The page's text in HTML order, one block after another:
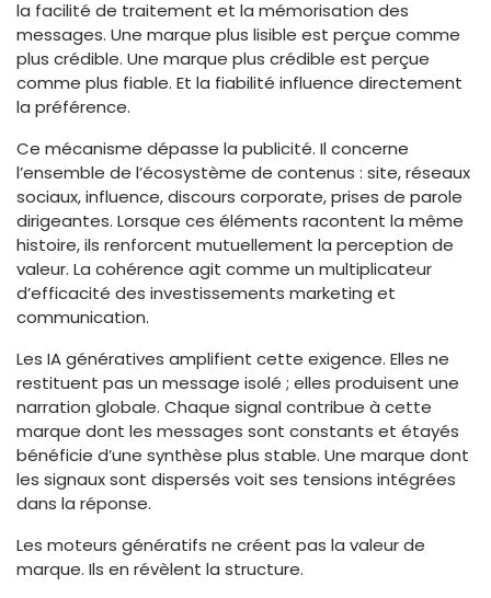
la facilité de traitement et la mémorisation des
messages. Une marque plus lisible est perçue comme
plus crédible. Une marque plus crédible est perçue
comme plus fiable. Et la fiabilité influence directement
la préférence.
Ce mécanisme dépasse la publicité. Il concerne
l’ensemble de l’écosystème de contenus : site, réseaux
sociaux, influence, discours corporate, prises de parole
dirigeantes. Lorsque ces éléments racontent la même
histoire, ils renforcent mutuellement la perception de
valeur. La cohérence agit comme un multiplicateur
d’efficacité des investissements marketing et
communication.
Les IA génératives amplifient cette exigence. Elles ne
restituent pas un message isolé ; elles produisent une
narration globale. Chaque signal contribue à cette
marque dont les messages sont constants et étayés
bénéficie d’une synthèse plus stable. Une marque dont
les signaux sont dispersés voit ses tensions intégrées
dans la réponse.
Les moteurs génératifs ne créent pas la valeur de
marque. Ils en révèlent la structure.